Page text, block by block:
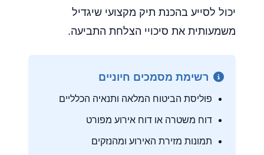
יכול לסייע בהכנת תיק מקצועי שיגדיל
משמעותית את סיכויי הצלחת התביעה.
רשימת מסמכים חיוניים
פוליסת הביטוח המלאה ותנאיה הכלליים
דוח משטרה או דוח אירוע מפורט
תמונות מזירת האירוע ומהנזקים